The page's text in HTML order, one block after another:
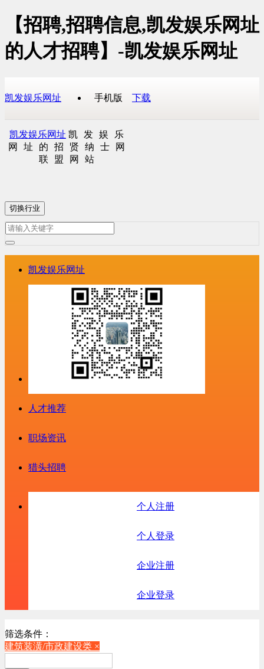
【招聘,招聘信息,凯发娱乐网址
的人才招聘】-凯发娱乐网址
凯发娱乐网址 手机版 下载
凯发娱乐网址 凯发娱乐
网址的招贤纳士网
联盟网站
切换行业
凯发娱乐网址
人才推荐
职场资讯
猎头招聘
个人注册
个人登录
企业注册
企业登录
筛选条件：
建筑装潢/市政建设类 ×